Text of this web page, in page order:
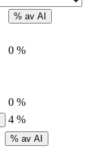
% av AI
0 %
0 %
4 %
% av AI